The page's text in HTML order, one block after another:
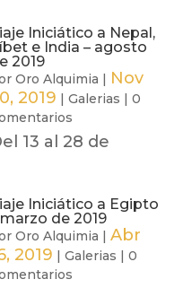
Iniciático a Nepal,
e India – agosto
2019
Oro Alquimia | Nov
2019 |Galerias |0
13 al 28 de
Iniciático a Egipto
de 2019
Oro Alquimia |Abr
2019 |Galerias |0